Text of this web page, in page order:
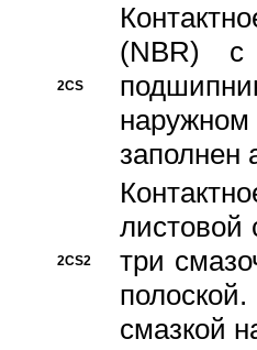
2CS
(NBR) с
заполнен
2CS2
листовой
три
смазкой